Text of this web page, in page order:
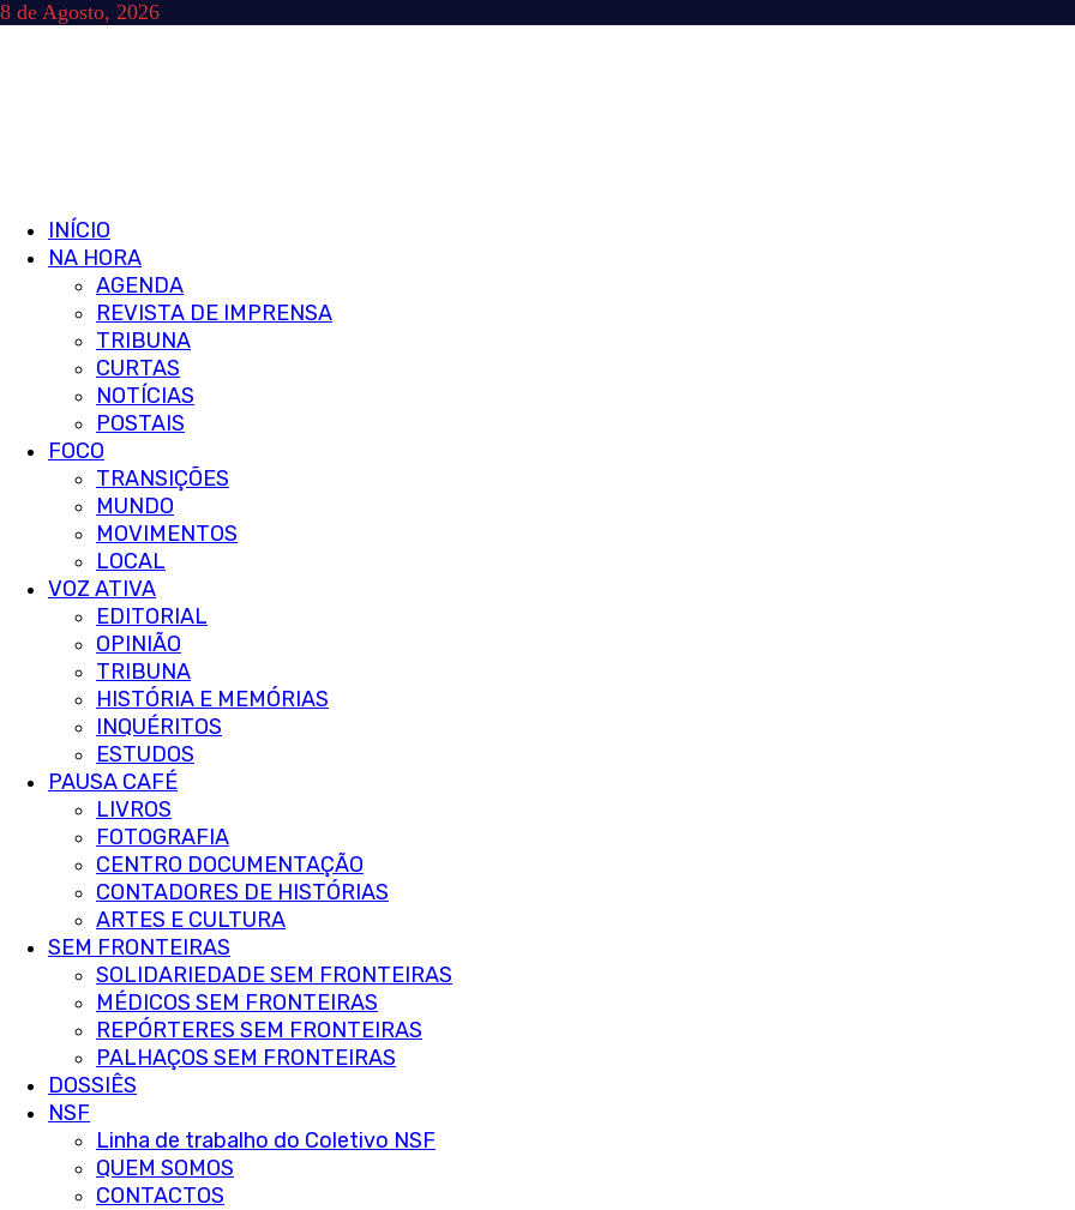
Skip
8 de Agosto, 2026
Primary
Menu
INÍCIO
NA HORA
AGENDA
REVISTA DE IMPRENSA
TRIBUNA
CURTAS
NOTÍCIAS
POSTAIS
FOCO
TRANSIÇÕES
MUNDO
MOVIMENTOS
LOCAL
VOZ ATIVA
EDITORIAL
OPINIÃO
TRIBUNA
HISTÓRIA E MEMÓRIAS
INQUÉRITOS
ESTUDOS
PAUSA CAFÉ
LIVROS
FOTOGRAFIA
CENTRO DOCUMENTAÇÃO
CONTADORES DE HISTÓRIAS
ARTES E CULTURA
SEM FRONTEIRAS
SOLIDARIEDADE SEM FRONTEIRAS
MÉDICOS SEM FRONTEIRAS
REPÓRTERES SEM FRONTEIRAS
PALHAÇOS SEM FRONTEIRAS
DOSSIÊS
NSF
Linha de trabalho do Coletivo NSF
QUEM SOMOS
CONTACTOS